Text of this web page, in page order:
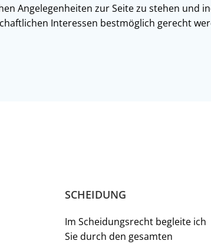
Angelegenheiten zur Seite zu stehen und
Interessen bestmöglich gerecht
SCHEIDUNG
Im Scheidungsrecht begleite ich
Sie durch den gesamten